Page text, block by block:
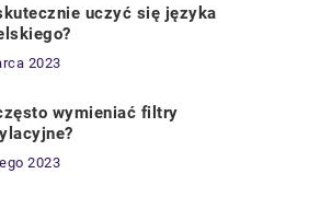
uczyć się języka
2023
wymieniać filtry
2023